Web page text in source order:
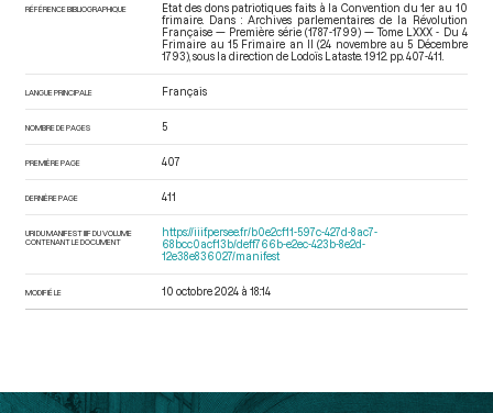
RÉFÉRENCE BIBLIOGRAPHIQUE
Etat des dons patriotiques faits à la Convention du 1er au 10
frimaire. Dans : Archives parlementaires de la Révolution
Française — Première série (1787-1799) — Tome LXXX - Du 4
Frimaire au 15 Frimaire an II (24 novembre au 5 Décembre
1793) , sous la direction de Lodoïs Lataste. 1912. pp. 407-411.
LANGUE PRINCIPALE Français
NOMBRE DE PAGES 5
PREMIÈRE PAGE 407
DERNIÈRE PAGE 411
URI DU MANIFEST IIIF DU VOLUME
CONTENANT LE DOCUMENT
https://iiif.persee.fr/b0e2cf11-597c-427d-8ac7-
68bcc0acf13b/deff766b-e2ec-423b-8e2d-
12e38e836027/manifest
MODIFIÉ LE 10 octobre 2024 à 18:14